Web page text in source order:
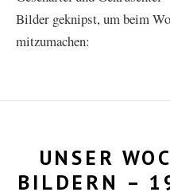
Bilder geknipst, um beim
mitzumachen:
UNSER
BILDERN –